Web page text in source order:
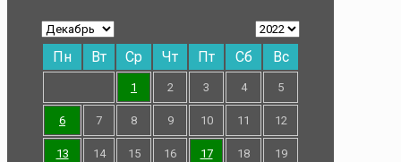
Пн Вт Ср Чт Пт Сб Вс
1 2 3 4 5
6 7 8 9 10 11 12
13 14 15 16 17 18 19